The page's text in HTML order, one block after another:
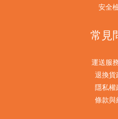
安全
常見
運送服
退換貨
隱私權
條款與